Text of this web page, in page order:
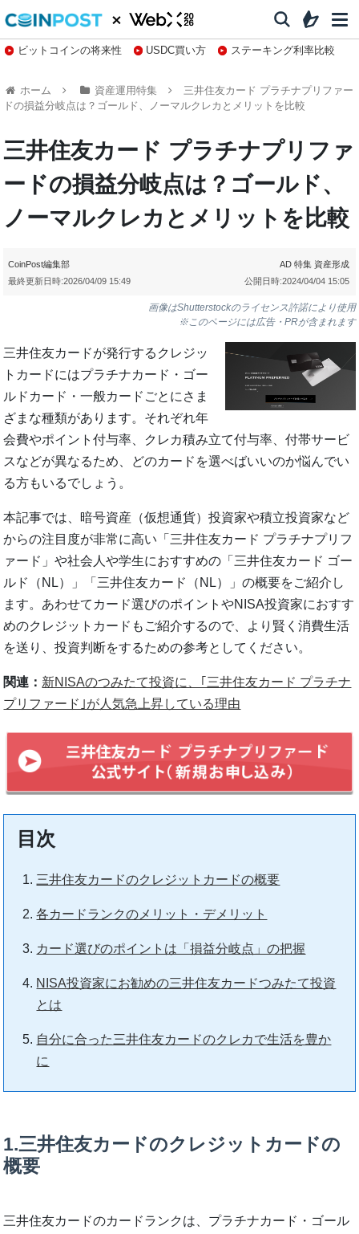
ビットコインの将来性 USDC買い方
ステーキング利率比較
ホーム
資産運用特集
三井住友カード プラチナプリファー
ドの損益分岐点は？ゴールド、ノーマルクレカとメリットを比較
三井住友カード プラチナプリファ
ードの損益分岐点は？ゴールド、
ノーマルクレカとメリットを比較
CoinPost編集部 AD 特集 資産形成
公開日時:2024/04/04 15:05
最終更新日時:2026/04/09 15:49
画像はShutterstockのライセンス許諾により使用
※このページには広告・PRが含まれます
三井住友カードが発行するクレジッ
トカードにはプラチナカード・ゴー
ルドカード・一般カードごとにさま
ざまな種類があります。それぞれ年
会費やポイント付与率、クレカ積み立て付与率、付帯サービ
スなどが異なるため、どのカードを選べばいいのか悩んでい
る方もいるでしょう。
本記事では、暗号資産（仮想通貨）投資家や積立投資家など
からの注目度が非常に高い「三井住友カード プラチナプリフ
ァード」や社会人や学生におすすめの「三井住友カード ゴー
ルド（NL）」「三井住友カード（NL）」の概要をご紹介し
ます。あわせてカード選びのポイントやNISA投資家におすす
めのクレジットカードもご紹介するので、より賢く消費生活
を送り、投資判断をするための参考としてください。
関連： 新NISAのつみたて投資に、｢三井住友カード プラチナ
プリファード｣が人気急上昇している理由
目次
三井住友カードのクレジットカードの概要
各カードランクのメリット・デメリット
カード選びのポイントは「損益分岐点」の把握
NISA投資家にお勧めの三井住友カードつみたて投資
とは
自分に合った三井住友カードのクレカで生活を豊か
に
1.三井住友カードのクレジットカードの
概要
三井住友カードのカードランクは、プラチナカード・ゴール